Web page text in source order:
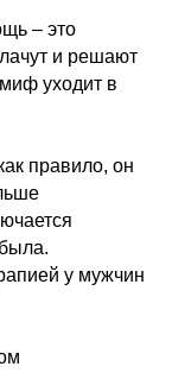
– это
и решают
уходит в
правило, он
у мужчин